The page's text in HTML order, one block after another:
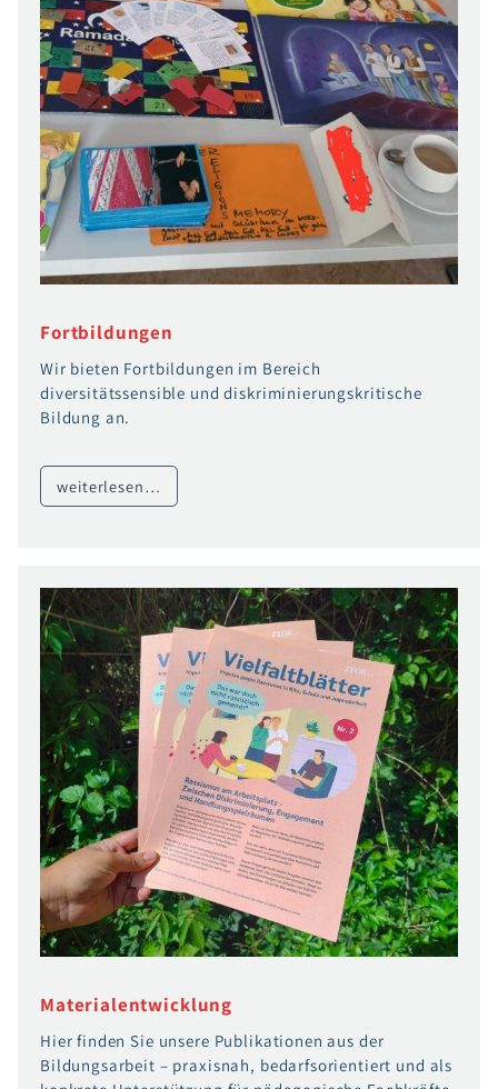
Fortbildungen
Wir bieten Fortbildungen im Bereich
diversitätssensible und diskriminierungskritische
Bildung an.
weiterlesen…
Materialentwicklung
Hier finden Sie unsere Publikationen aus der
Bildungsarbeit – praxisnah, bedarfsorientiert und als